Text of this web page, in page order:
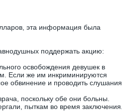
эта информация была
поддержать акцию:
освобождения девушек в
Если же им инкриминируются
обвинение и проводить слушания
поскольку обе они больны.
пыткам во время заключения.